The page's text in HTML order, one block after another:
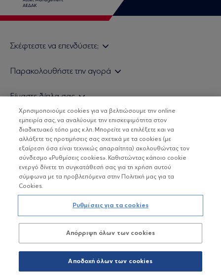
Σκέφτεστε να επενδύσετε;
Τιμολογιακή Πολιτική
Δείτε τις πολιτικές μας
Βασικές Γνώσεις
Παρακολουθήστε την αγορά
Τα νέα μας
Χρήσιμοι σύνδεσμοι
Είμαστε δίπλα σας
H Eurobank Asset Management ΑΕΔΑΚ
Επενδυτική φιλοσοφία ESG
Πιστοποιημένα στελέχη και συνεργάτες
Αποστολή Βιογραφικών
ΟΙ ΟΣΕΚΑ ΔΕΝ ΕΧΟΥΝ ΕΓΓΥΗΜΕΝΗ ΑΠΟΔΟΣΗ ΚΑΙ ΟΙ
ΠΡΟΗΓΟΥΜΕΝΕΣ ΑΠΟΔΟΣΕΙΣ ΔΕΝ ΔΙΑΣΦΑΛΙΖΟΥΝ ΤΙΣ
ΜΕΛΛΟΝΤΙΚΕΣ
Copyright © Eurobank ΑΕΔΑΚ
Προστασία Προσωπικών Δεδομένων
Όροι χρήσης
Πολιτική cookies
Χρησιμοποιούμε cookies για να βελτιώσουμε την online
εμπειρία σας, να αναλύουμε την επισκεψιμότητα στον
διαδικτυακό τόπο μας κ.λπ. Μπορείτε να επιλέξετε και να
αλλάξετε τις προτιμήσεις σας σχετικά με τα cookies (με
εξαίρεση όσα είναι τεχνικώς απαραίτητα) ακολουθώντας τον
σύνδεσμο «Ρυθμίσεις cookies». Καθιστώντας κάποιο cookie
ενεργό δίνετε τη συγκατάθεσή σας για τη χρήση αυτού
σύμφωνα με τα προβλεπόμενα στην Πολιτική μας για τα
Cookies.
Ρυθμίσεις για τα cookies
Απόρριψη όλων των cookies
Αποδοχή όλων των cookies